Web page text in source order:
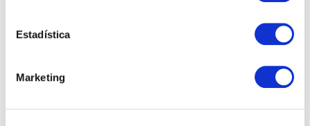
Estadística
Marketing